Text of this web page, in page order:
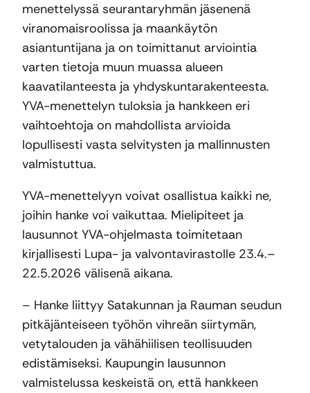
menettelyssä seurantaryhmän jäsenenä
viranomaisroolissa ja maankäytön
asiantuntijana ja on toimittanut arviointia
varten tietoja muun muassa alueen
kaavatilanteesta ja yhdyskuntarakenteesta.
YVA-menettelyn tuloksia ja hankkeen eri
vaihtoehtoja on mahdollista arvioida
lopullisesti vasta selvitysten ja mallinnusten
valmistuttua.
YVA-menettelyyn voivat osallistua kaikki ne,
joihin hanke voi vaikuttaa. Mielipiteet ja
lausunnot YVA-ohjelmasta toimitetaan
kirjallisesti Lupa- ja valvontavirastolle 23.4.–
22.5.2026 välisenä aikana.
– Hanke liittyy Satakunnan ja Rauman seudun
pitkäjänteiseen työhön vihreän siirtymän,
vetytalouden ja vähähiilisen teollisuuden
edistämiseksi. Kaupungin lausunnon
valmistelussa keskeistä on, että hankkeen